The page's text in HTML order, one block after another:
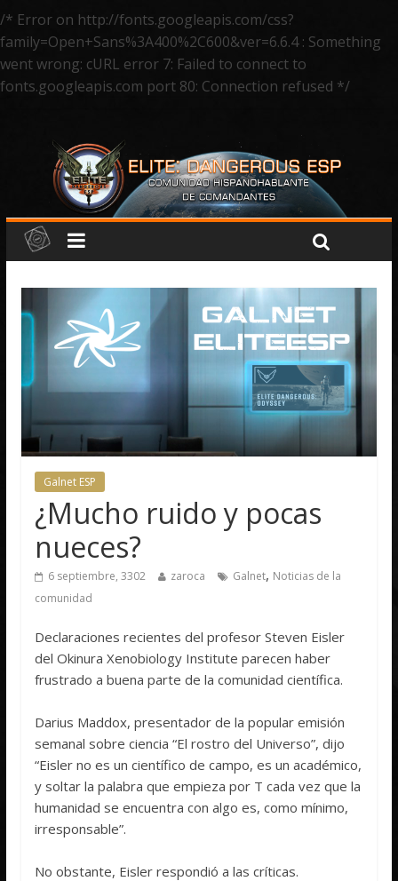
/* Error on http://fonts.googleapis.com/css?
family=Open+Sans%3A400%2C600&ver=6.6.4 : Something
went wrong: cURL error 7: Failed to connect to
fonts.googleapis.com port 80: Connection refused */
Galnet ESP
¿Mucho ruido y pocas
nueces?
6 septiembre, 3302 zaroca Galnet, Noticias de la
comunidad
Declaraciones recientes del profesor Steven Eisler
del Okinura Xenobiology Institute parecen haber
frustrado a buena parte de la comunidad científica.
Darius Maddox, presentador de la popular emisión
semanal sobre ciencia “El rostro del Universo”, dijo
“Eisler no es un científico de campo, es un académico,
y soltar la palabra que empieza por T cada vez que la
humanidad se encuentra con algo es, como mínimo,
irresponsable”.
No obstante, Eisler respondió a las críticas.